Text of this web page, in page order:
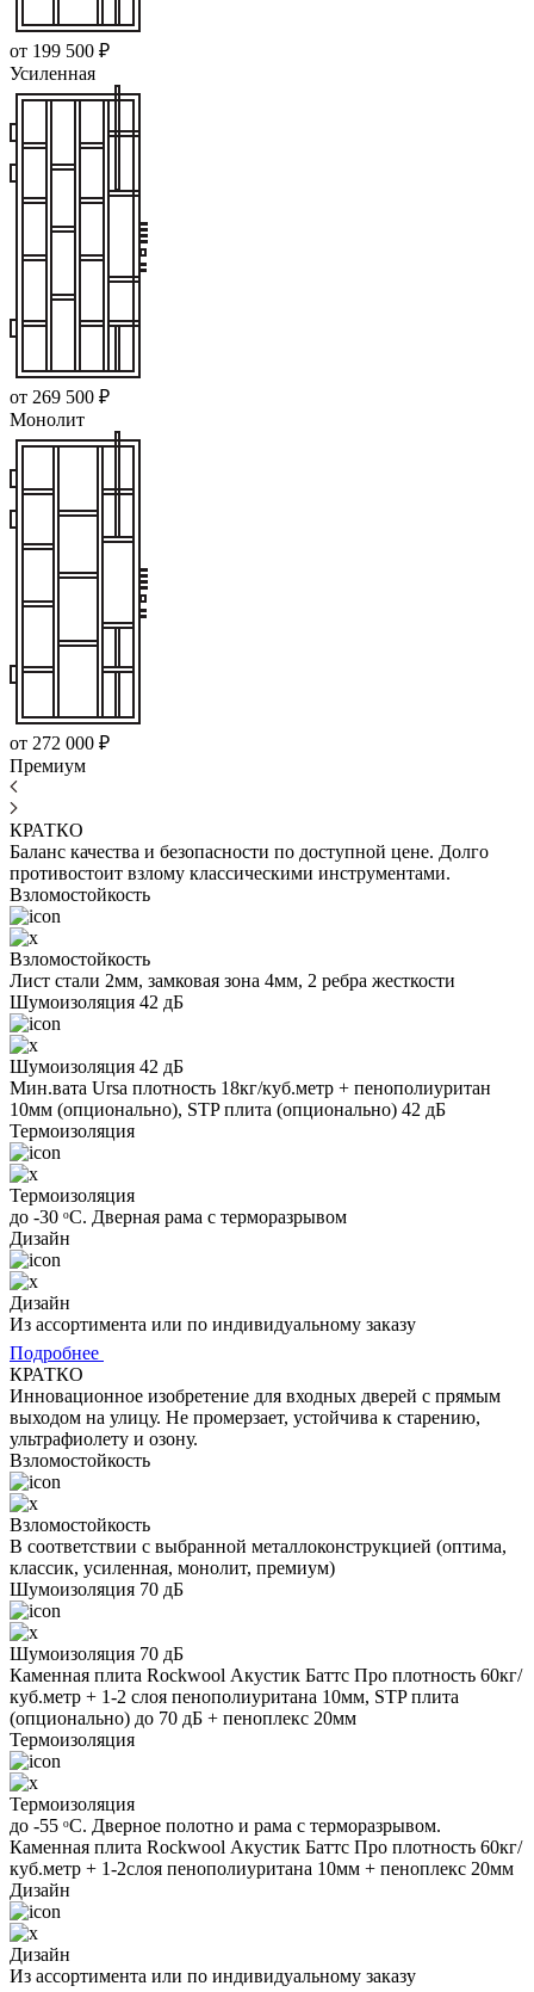
от 199 500 ₽
Усиленная
от 269 500 ₽
Монолит
от 272 000 ₽
Премиум
КРАТКО
Баланс качества и безопасности по доступной цене. Долго
противостоит взлому классическими инструментами.
Взломостойкость
Взломостойкость
Лист стали 2мм, замковая зона 4мм, 2 ребра жесткости
Шумоизоляция 42 дБ
Шумоизоляция 42 дБ
Мин.вата Ursa плотность 18кг/куб.метр + пенополиуритан
10мм (опционально), STP плита (опционально) 42 дБ
Термоизоляция
Термоизоляция
до -30 ᵒС. Дверная рама с терморазрывом
Дизайн
Дизайн
Из ассортимента или по индивидуальному заказу
Подробнее
КРАТКО
Инновационное изобретение для входных дверей с прямым
выходом на улицу. Не промерзает, устойчива к старению,
ультрафиолету и озону.
Взломостойкость
Взломостойкость
В соответствии с выбранной металлоконструкцией (оптима,
классик, усиленная, монолит, премиум)
Шумоизоляция 70 дБ
Шумоизоляция 70 дБ
Каменная плита Rockwool Акустик Баттс Про плотность 60кг/
куб.метр + 1-2 слоя пенополиуритана 10мм, STP плита
(опционально) до 70 дБ + пеноплекс 20мм
Термоизоляция
Термоизоляция
до -55 ᵒС. Дверное полотно и рама с терморазрывом.
Каменная плита Rockwool Акустик Баттс Про плотность 60кг/
куб.метр + 1-2слоя пенополиуритана 10мм + пеноплекс 20мм
Дизайн
Дизайн
Из ассортимента или по индивидуальному заказу